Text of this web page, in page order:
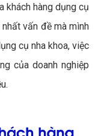
khách hàng dụng cụ
vấn đề mà mình
cụ nha khoa, việc
của doanh nghiệp